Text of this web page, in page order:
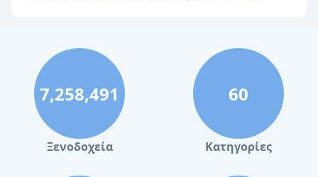
7,258,491
Ξενοδοχεία
60
Κατηγορίες